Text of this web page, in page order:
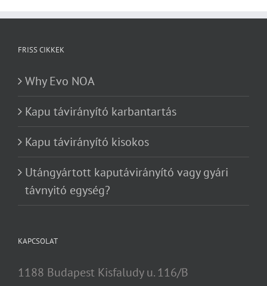
FRISS CIKKEK
Why Evo NOA
Kapu távirányító karbantartás
Kapu távirányító kisokos
Utángyártott kaputávirányító vagy gyári
távnyitó egység?
KAPCSOLAT
1188 Budapest Kisfaludy u. 116/B